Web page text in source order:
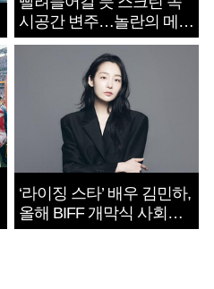
시공간 변주…놀란의 메시
지는 ‘전쟁 속죄’
‘라이징 스타’ 배우 김민하,
올해 BIFF 개막식 사회자
확정